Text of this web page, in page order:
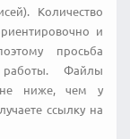
Количество
и
просьба
работы. Файлы
ниже, чем у
ссылку на